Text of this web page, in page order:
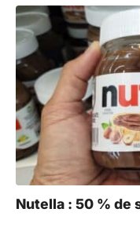
Nutella : 50 % de